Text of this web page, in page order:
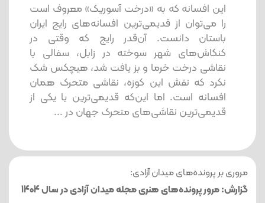
این افسانه که به «درخت آسوریک» معروف است
را می‌توان از قدیمی‌ترین افسانه‌های رایج ایران
باستان دانست. آن‌قدر رایج که وقتی در
کنکاش‌های شهر سوخته در زابل، سفالی با
نقاشی درخت خرما و بز یافت شد، هیچکس شک
نکرد که نقش این کوزه، نقاشی متحرک همان
افسانه است. اما این‌که قدیمی‌ترین یا یکی از
قدیمی‌ترین نقاشی‌های متحرک جهان در ...
مروری بر پرونده‌های میدان آزادی:
گزارش: مرور پرونده‌های هنری مجله میدان آزادی در سال 1404